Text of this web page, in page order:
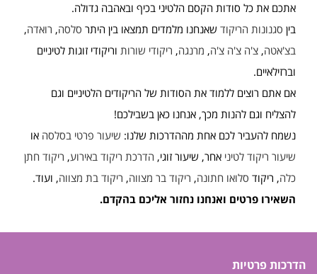
אתכם את כל סודות הקסם הלטיני בכיף ובאהבה גדולה.
בין סגנונות הריקודשאנחנו מלמדים תמצאו בין היתר סלסה, רואדה,
בצ'אטה, צ'ה צ'ה צ'ה, מרנגה, ריקודי שורותוריקודי זוגות לטיניים
וברזילאיים.
אם אתם רוצים ללמוד את הסודות של הריקודים הלטיניים וגם
להצליח וגם להנות מכך, אנחנו כאן בשבילכם!
נשמח להעביר לכם אחת מההדרכות שלנו: שיעור פרטי בסלסה או
שיעור ריקוד לטיני אחר, שיעור זוגי, הדרכת ריקוד באירוע, ריקוד חתן
כלה, ריקוד סלואו חתונה, ריקוד בר מצווה, ריקוד בת מצווה, ועוד.
השאירו פרטים ואנחנו נחזור אליכם בהקדם.
הדרכות פרטיות